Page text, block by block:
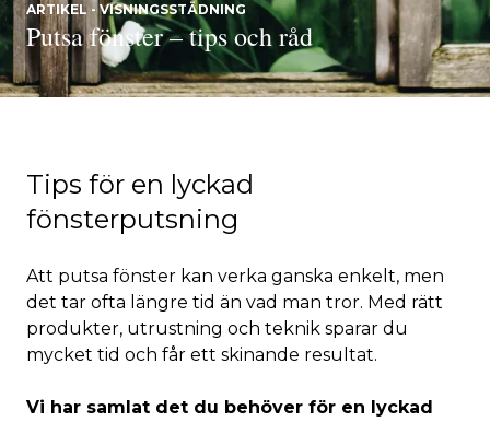
Tips för en lyckad
fönsterputsning
Att putsa fönster kan verka ganska enkelt, men
det tar ofta längre tid än vad man tror. Med rätt
produkter, utrustning och teknik sparar du
mycket tid och får ett skinande resultat.
Vi har samlat det du behöver för en lyckad
ARTIKEL - VISNINGSSTÄDNING
Putsa fönster – tips och råd